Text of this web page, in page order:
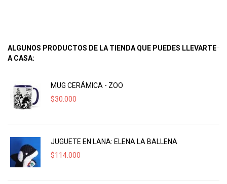
ALGUNOS PRODUCTOS DE LA TIENDA QUE PUEDES LLEVARTE
A CASA:
MUG CERÁMICA - ZOO
$30.000
JUGUETE EN LANA: ELENA LA BALLENA
$114.000